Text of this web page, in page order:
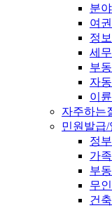
분
여
정
세무
부
자
이
자주하는
민원발급/
정
가
부
무
건